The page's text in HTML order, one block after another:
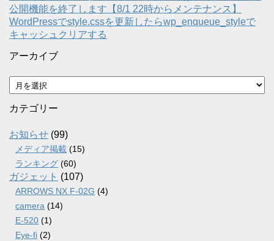
公開機能を終了します【8/1 22時からメンテナンス】
WordPressでstyle.cssを更新したらwp_enqueue_styleで
キャッシュクリアする
アーカイブ
ア
ー
カ
ブ
カテゴリー
お知らせ (99)
メディア掲載 (15)
ランキング (60)
ガジェット (107)
ARROWS NX F-02G (4)
camera (14)
E-520 (1)
Eye-fi (2)